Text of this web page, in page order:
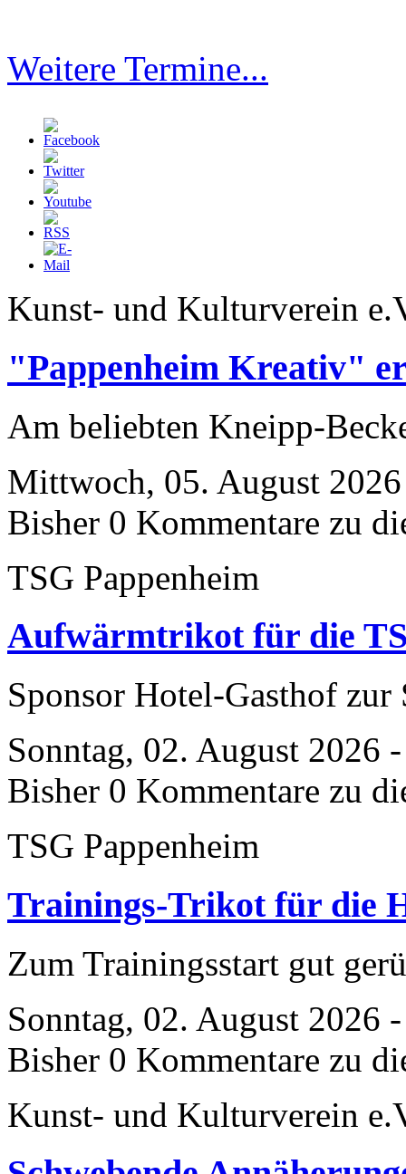
Weitere Termine...
Kunst- und Kulturverein
"Pappenheim Kreativ"
Am beliebten Kneipp-
Mittwoch, 05. August
Bisher 0 Kommentare zu
TSG Pappenheim
Aufwärmtrikot für die
Sponsor Hotel-Gasthof zur
Sonntag, 02. August 2026
Bisher 0 Kommentare zu
TSG Pappenheim
Trainings-Trikot für die
Zum Trainingsstart gut
Sonntag, 02. August 2026
Bisher 0 Kommentare zu
Kunst- und Kulturverein